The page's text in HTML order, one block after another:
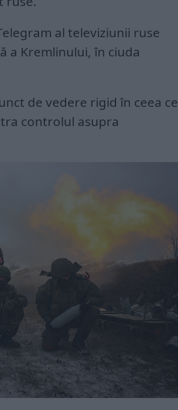
al televiziunii ruse
a Kremlinului, în ciuda
de vedere rigid în ceea ce
controlul asupra